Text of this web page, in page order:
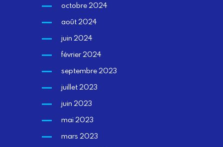
octobre 2024
août 2024
juin 2024
février 2024
septembre 2023
juillet 2023
juin 2023
mai 2023
mars 2023